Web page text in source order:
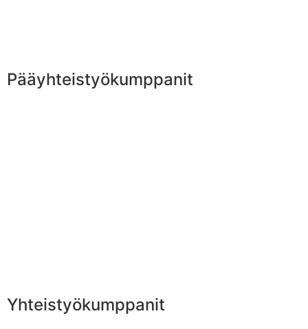
Pääyhteistyökumppanit
Yhteistyökumppanit